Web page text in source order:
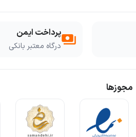
paymentsپرداخت ایمن
درگاه معتبر بانکی
مجوزها